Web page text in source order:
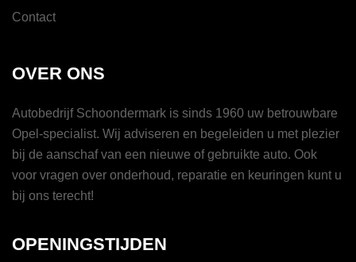
Contact
OVER ONS
Autobedrijf Schoondermark is sinds 1960 uw betrouwbare
Opel-specialist. Wij adviseren en begeleiden u met plezier
bij de aanschaf van een nieuwe of gebruikte auto. Ook
voor vragen over onderhoud, reparatie en keuringen kunt u
bij ons terecht!
OPENINGSTIJDEN